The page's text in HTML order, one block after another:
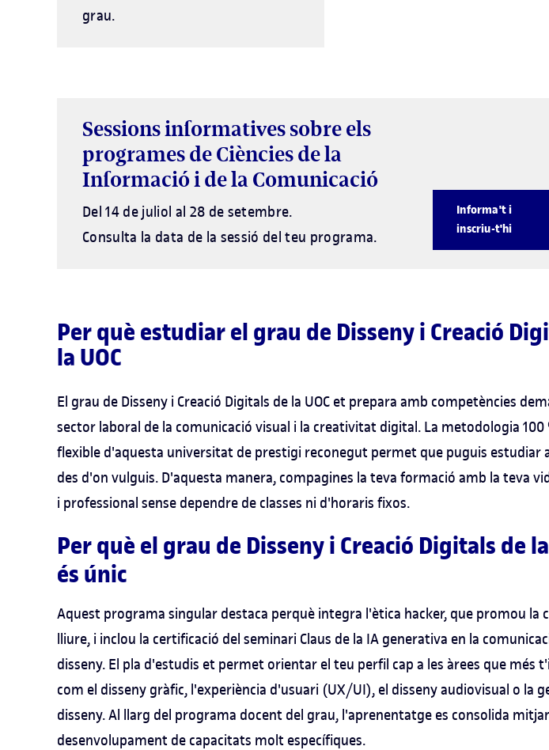
grau.
Sessions informatives sobre els
programes de Ciències de la
Informació i de la Comunicació
Del 14 de juliol al 28 de setembre.
Consulta la data de la sessió del teu programa.
Informa't i
inscriu-t'hi
Per què estudiar el grau de Disseny i Creació
la UOC
El grau de Disseny i Creació Digitals de la UOC et prepara amb competències
sector laboral de la comunicació visual i la creativitat digital. La metodologia 100
flexible d'aquesta universitat de prestigi reconegut permet que puguis estudiar
des d'on vulguis. D'aquesta manera, compagines la teva formació amb la teva
i professional sense dependre de classes ni d'horaris fixos.
Per què el grau de Disseny i Creació Digitals de la
és únic
Aquest programa singular destaca perquè integra l'ètica hacker, que promou la
lliure, i inclou la certificació del seminari Claus de la IA generativa en la
disseny. El pla d'estudis et permet orientar el teu perfil cap a les àrees que més
com el disseny gràfic, l'experiència d'usuari (UX/UI), el disseny audiovisual o la
disseny. Al llarg del programa docent del grau, l'aprenentatge es consolida
desenvolupament de capacitats molt específiques.